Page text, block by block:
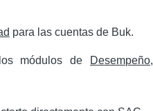
para las cuentas de Buk.
módulos de
Desempeño,